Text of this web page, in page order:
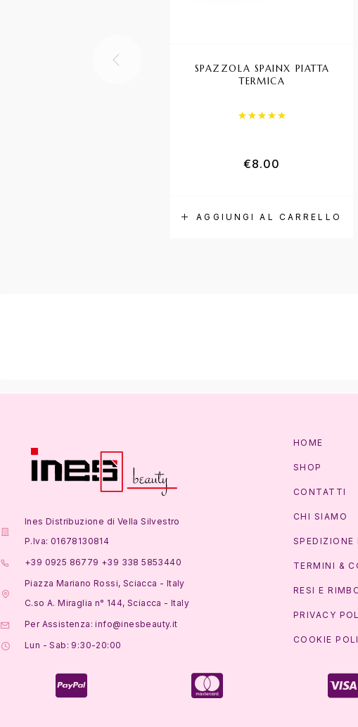
AGGIUNGI AL CARRELLO
SPAZZOLA SPAINX PIATTA
TERMICA
Valutato
€8.00
Ines Distribuzione di Vella Silvestro
P.Iva: 01678130814
+39 0925 86779 +39 338 5853440
Piazza Mariano Rossi, Sciacca - Italy
C.so A. Miraglia n° 144, Sciacca - Italy
Per Assistenza: info@inesbeauty.it
Lun - Sab: 9:30-20:00
HOME
SHOP
CONTATTI
CHI SIAMO
SPEDIZIONE
TERMINI &
RESI E
PRIVACY
COOKIE